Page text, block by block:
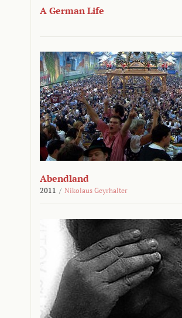
A German Life
Abendland
2011 / Nikolaus Geyrhalter